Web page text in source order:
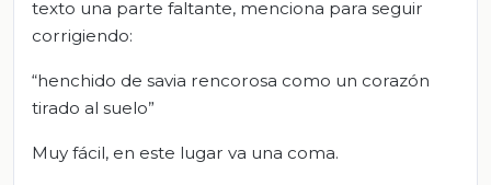
texto una parte faltante, menciona para seguir
corrigiendo:
“henchido de savia rencorosa como un corazón
tirado al suelo”
Muy fácil, en este lugar va una coma.